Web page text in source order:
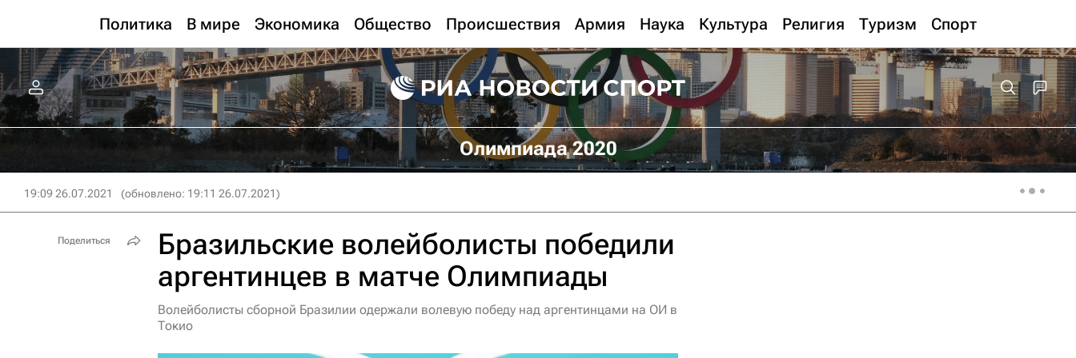
Политика В мире Экономика Общество Происшествия Армия Наука Культура Религия Туризм Спорт
Олимпиада 2020
19:09 26.07.2021 (обновлено: 19:11 26.07.2021)
Бразильские волейболисты победили
аргентинцев в матче Олимпиады
Волейболисты сборной Бразилии одержали волевую победу над аргентинцами на ОИ в
Токио
Поделиться